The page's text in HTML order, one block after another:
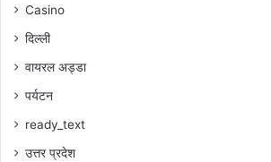
Casino
दिल्ली
वायरल अड्डा
पर्यटन
ready_text
उत्तर प्रदेश